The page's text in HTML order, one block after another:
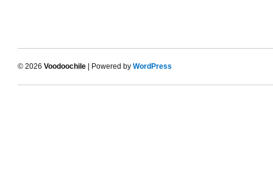
© 2026 Voodoochile | Powered by WordPress